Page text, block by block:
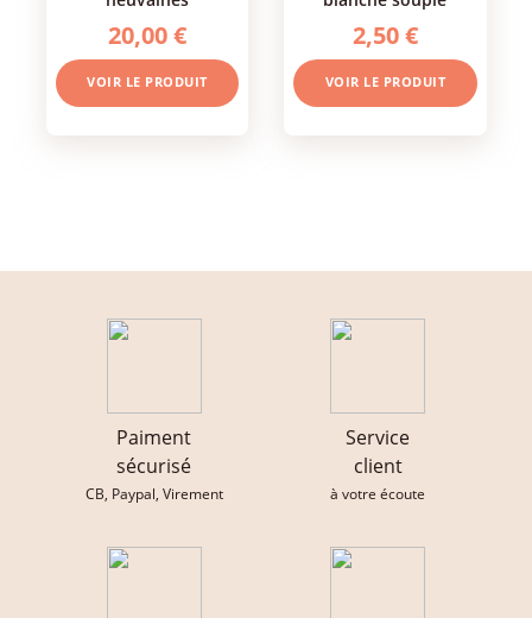
20,00 €
VOIR LE PRODUIT
2,50 €
VOIR LE PRODUIT
Paiment
sécurisé
CB, Paypal, Virement
Service
client
à votre écoute